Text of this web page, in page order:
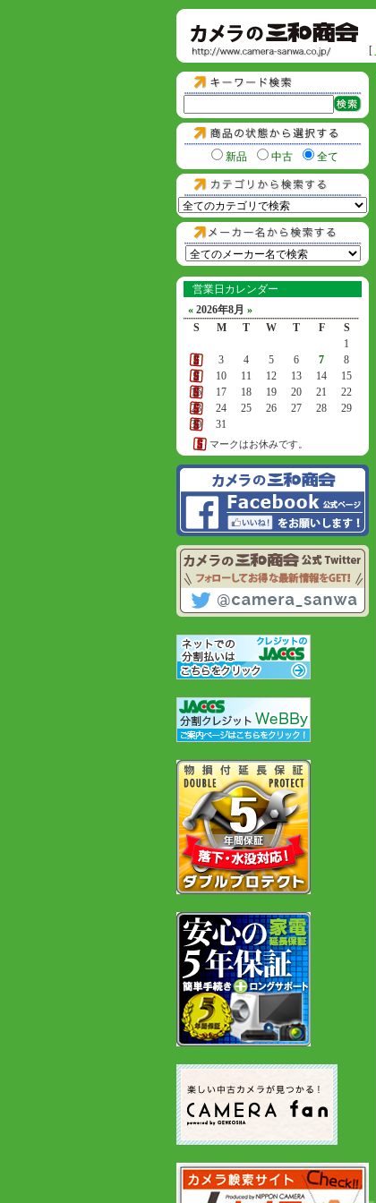
[
新品 中古 全て
営業日カレンダー
« 2026年8月 »
S
M T W T F
S
1
2
3 4 5 6 7
8
9
10 11 12 13 14
15
16
17 18 19 20 21
22
23
24 25 26 27 28
29
30
31
マークはお休みです。